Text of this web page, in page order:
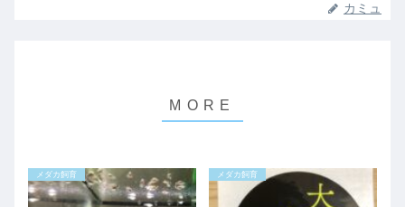
カミュ
メダカ飼育 メダカ飼育